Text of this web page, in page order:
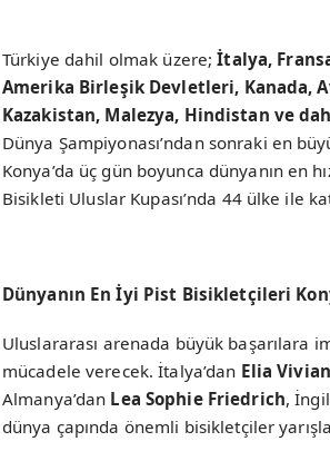
Türkiye dahil olmak üzere;İtalya,
Amerika Birleşik Devletleri, Kanada,
Kazakistan, Malezya, Hindistan ve
Dünya Şampiyonası’ndan sonraki en
Konya’da üç gün boyunca dünyanın en
Bisikleti Uluslar Kupası’nda 44 ülke ile
Dünyanın En İyi Pist Bisikletçileri
Uluslararası arenada büyük başarılara
mücadele verecek. İtalya’dan Elia
Almanya’dan Lea Sophie Friedrich,
dünya çapında önemli bisikletçiler